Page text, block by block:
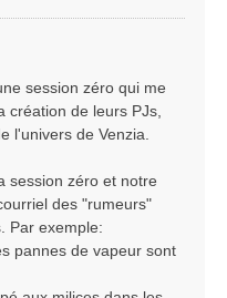
session zéro qui me
création de leurs PJs,
l'univers de Venzia.
session zéro et notre
des "rumeurs"
Par exemple:
pannes de vapeur sont